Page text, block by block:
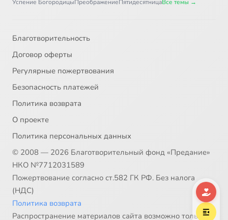
Успение БогородицыПреображениеПятидесятницаВсе темы →
Благотворительность
Договор оферты
Регулярные пожертвования
Безопасность платежей
Политика возврата
О проекте
Политика персональных данных
© 2008 — 2026 Благотворительный фонд «Предание»
НКО №7712031589
Пожертвование согласно ст.582 ГК РФ. Без налога
(НДС)
Политика возврата
Распространение материалов сайта возможно только в